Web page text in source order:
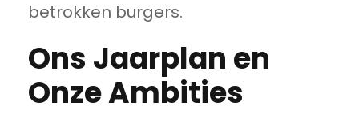
betrokken burgers.
Ons Jaarplan en
Onze Ambities